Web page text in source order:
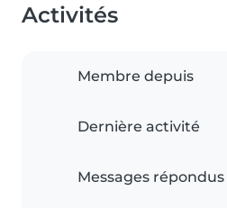
Activités
Membre depuis
Dernière activité
Messages répondus